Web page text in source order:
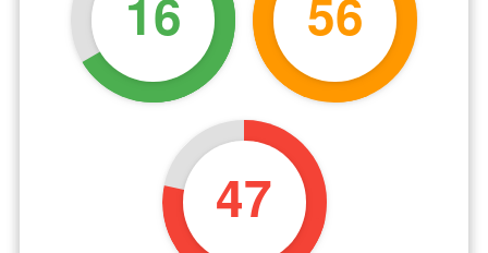
16 56
46